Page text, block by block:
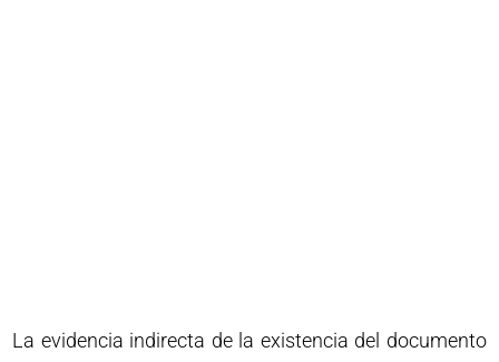
La evidencia indirecta de la existencia del documento